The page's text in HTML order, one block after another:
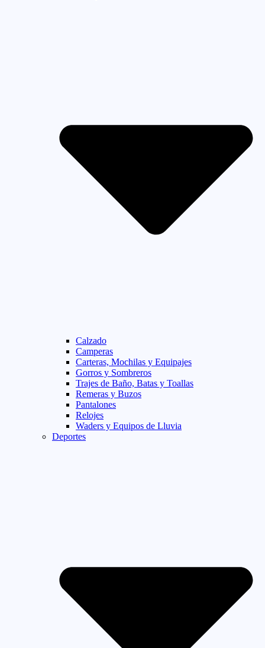
Calzado
Camperas
Carteras, Mochilas y Equipajes
Gorros y Sombreros
Trajes de Baño, Batas y Toallas
Remeras y Buzos
Pantalones
Relojes
Waders y Equipos de Lluvia
Deportes